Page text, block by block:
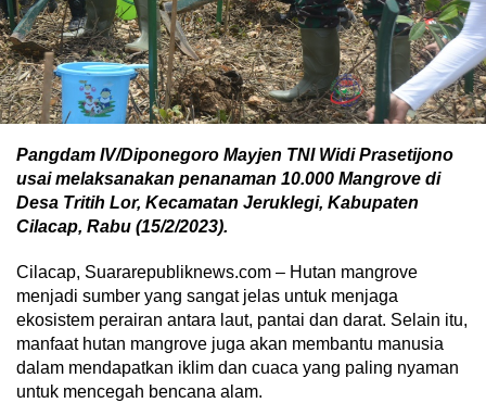
Pangdam IV/Diponegoro Mayjen TNI Widi Prasetijono
usai melaksanakan penanaman 10.000 Mangrove di
Desa Tritih Lor, Kecamatan Jeruklegi, Kabupaten
Cilacap, Rabu (15/2/2023).
Cilacap, Suararepubliknews.com – Hutan mangrove
menjadi sumber yang sangat jelas untuk menjaga
ekosistem perairan antara laut, pantai dan darat. Selain itu,
manfaat hutan mangrove juga akan membantu manusia
dalam mendapatkan iklim dan cuaca yang paling nyaman
untuk mencegah bencana alam.